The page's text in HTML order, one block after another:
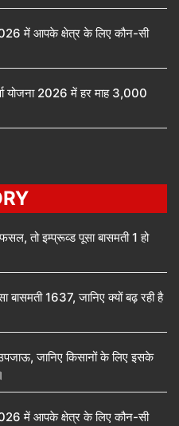
में आपके क्षेत्र के लिए कौन-सी
योजना 2026 में हर माह 3,000
तो इम्प्रूव्ड पूसा बासमती 1 हो
बासमती 1637, जानिए क्यों बढ़ रही है
जानिए किसानों के लिए इसके
में आपके क्षेत्र के लिए कौन-सी